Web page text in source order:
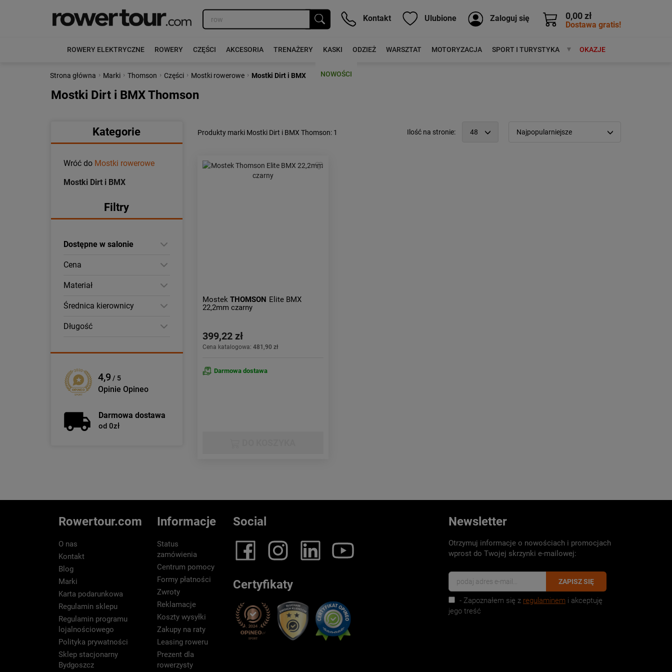
0,00 zł
Dostawa gratis!
Kontakt Ulubione Zaloguj się
ROWERY ELEKTRYCZNE ROWERY CZĘŚCI AKCESORIA TRENAŻERY KASKI ODZIEŻ WARSZTAT MOTORYZACJA SPORT I TURYSTYKA MARKIOKAZJE
NOWOŚCI
Strona główna › Marki › Thomson › Części › Mostki rowerowe › Mostki Dirt i BMX
Mostki Dirt i BMX Thomson
Ilość na stronie: 48 Najpopularniejsze
Kategorie
Wróć do Mostki rowerowe
Mostki Dirt i BMX
Filtry
Dostępne w salonie
Cena
Materiał
Średnica kierownicy
Długość
4,9 / 5
Opinie Opineo
Darmowa dostawa
od 0zł
Produkty marki Mostki Dirt i BMX Thomson: 1
Mostek THOMSON Elite BMX
22,2mm czarny
399,22 zł
Cena katalogowa: 481,90 zł
Darmowa dostawa
Rowertour.com
O nas
Kontakt
Blog
Marki
Karta podarunkowa
Regulamin sklepu
Regulamin programu
lojalnościowego
Polityka prywatności
Sklep stacjonarny
Bydgoszcz
Informacje
Status
zamówienia
Centrum pomocy
Formy płatności
Zwroty
Reklamacje
Koszty wysyłki
Zakupy na raty
Leasing roweru
Prezent dla
rowerzysty
Social
Certyfikaty
Newsletter
Otrzymuj informacje o nowościach i promocjach
wprost do Twojej skrzynki e-mailowej:
ZAPISZ SIĘ
- Zapoznałem się z regulaminem i akceptuję
jego treść